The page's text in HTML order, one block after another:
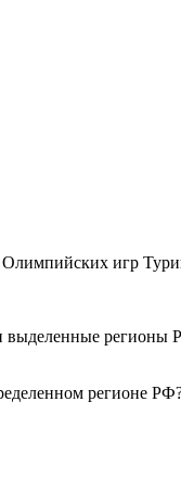
игр
выделенные
регионе